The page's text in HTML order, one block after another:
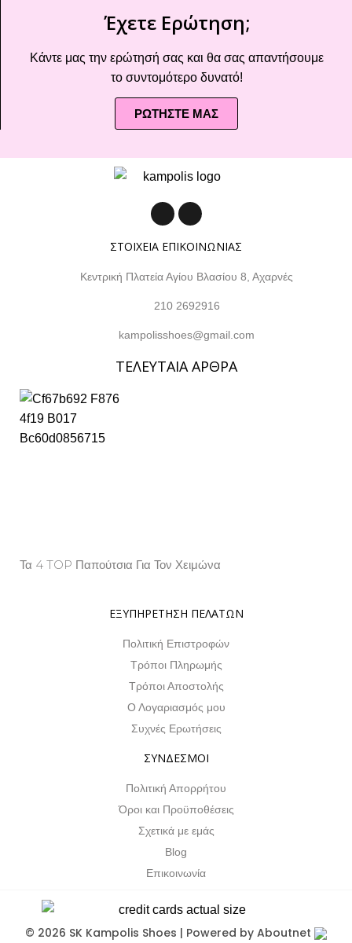
Έχετε Ερώτηση;
Κάντε μας την ερώτησή σας και θα σας απαντήσουμε
το συντομότερο δυνατό!
ΡΩΤΗΣΤΕ ΜΑΣ
ΣΤΟΙΧΕΙΑ ΕΠΙΚΟΙΝΩΝΙΑΣ
Κεντρική Πλατεία Αγίου Βλασίου 8, Αχαρνές
210 2692916
kampolisshoes@gmail.com
ΤΕΛΕΥΤΑΙΑ ΑΡΘΡΑ
Τα 4 TOP Παπούτσια Για Τον Χειμώνα
ΕΞΥΠΗΡΕΤΗΣΗ ΠΕΛΑΤΩΝ
Πολιτική Επιστροφών
Τρόποι Πληρωμής
Τρόποι Αποστολής
Ο Λογαριασμός μου
Συχνές Ερωτήσεις
ΣΥΝΔΕΣΜΟΙ
Πολιτική Απορρήτου
Όροι και Προϋποθέσεις
Σχετικά με εμάς
Blog
Επικοινωνία
© 2026 SK Kampolis Shoes | Powered by Aboutnet